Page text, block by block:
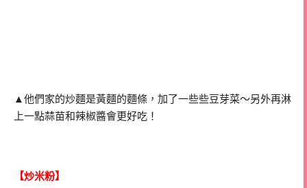
▲他們家的炒麵是黃麵的麵條，加了一些些豆芽菜～另外再淋
上一點蒜苗和辣椒醬會更好吃！
【炒米粉】